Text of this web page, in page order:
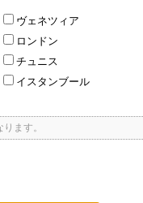
ヴェネツィア
ロンドン
チュニス
イスタンブール
ます。